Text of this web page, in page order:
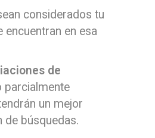
considerados tu
encuentran en esa
de
parcialmente
un mejor
de búsquedas.